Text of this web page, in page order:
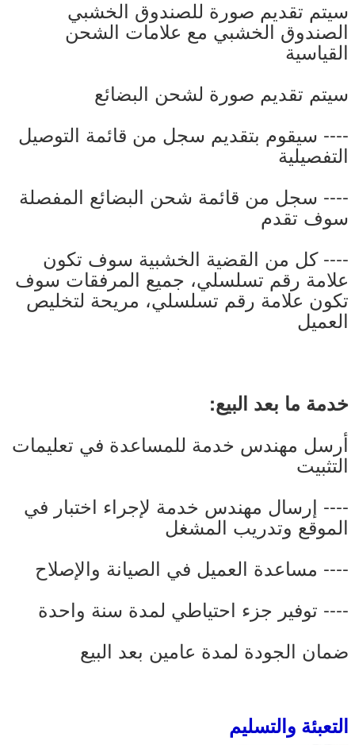
سيتم تقديم صورة للصندوق الخشبي
الصندوق الخشبي مع علامات الشحن
القياسية
سيتم تقديم صورة لشحن البضائع
---- سيقوم بتقديم سجل من قائمة التوصيل
التفصيلية
---- سجل من قائمة شحن البضائع المفصلة
سوف تقدم
---- كل من القضية الخشبية سوف تكون
علامة رقم تسلسلي، جميع المرفقات سوف
تكون علامة رقم تسلسلي، مريحة لتخليص
العميل
خدمة ما بعد البيع:
أرسل مهندس خدمة للمساعدة في تعليمات
التثبيت
---- إرسال مهندس خدمة لإجراء اختبار في
الموقع وتدريب المشغل
---- مساعدة العميل في الصيانة والإصلاح
---- توفير جزء احتياطي لمدة سنة واحدة
ضمان الجودة لمدة عامين بعد البيع
التعبئة والتسليم